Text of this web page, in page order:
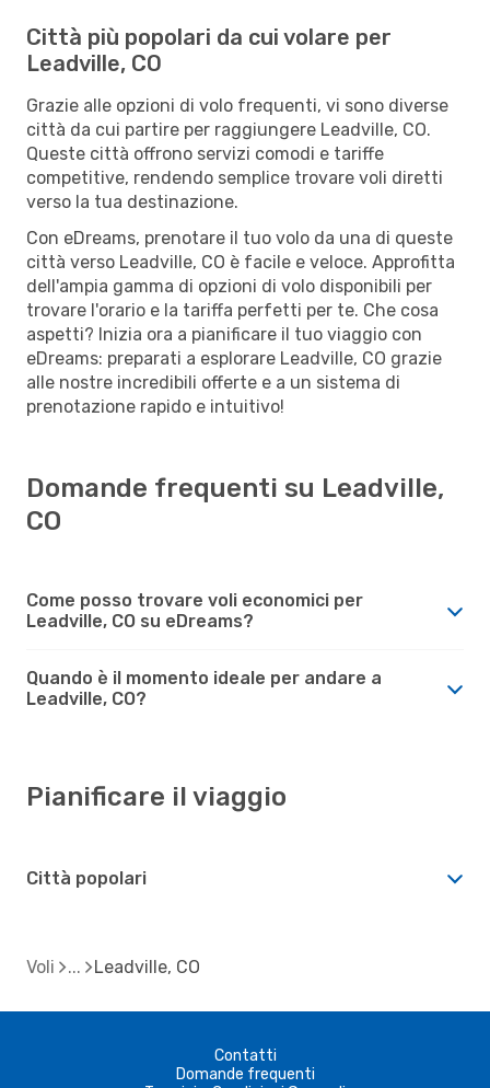
Città più popolari da cui volare per
Leadville, CO
Grazie alle opzioni di volo frequenti, vi sono diverse
città da cui partire per raggiungere Leadville, CO.
Queste città offrono servizi comodi e tariffe
competitive, rendendo semplice trovare voli diretti
verso la tua destinazione.
Con eDreams, prenotare il tuo volo da una di queste
città verso Leadville, CO è facile e veloce. Approfitta
dell'ampia gamma di opzioni di volo disponibili per
trovare l'orario e la tariffa perfetti per te. Che cosa
aspetti? Inizia ora a pianificare il tuo viaggio con
eDreams: preparati a esplorare Leadville, CO grazie
alle nostre incredibili offerte e a un sistema di
prenotazione rapido e intuitivo!
Domande frequenti su Leadville,
CO
Come posso trovare voli economici per
Leadville, CO su eDreams?
Quando è il momento ideale per andare a
Leadville, CO?
Pianificare il viaggio
Città popolari
Voli Leadville, CO
Contatti
Domande frequenti